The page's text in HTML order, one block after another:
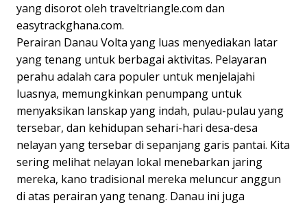
yang disorot oleh traveltriangle.com dan
easytrackghana.com.
Perairan Danau Volta yang luas menyediakan latar
yang tenang untuk berbagai aktivitas. Pelayaran
perahu adalah cara populer untuk menjelajahi
luasnya, memungkinkan penumpang untuk
menyaksikan lanskap yang indah, pulau-pulau yang
tersebar, dan kehidupan sehari-hari desa-desa
nelayan yang tersebar di sepanjang garis pantai. Kita
sering melihat nelayan lokal menebarkan jaring
mereka, kano tradisional mereka meluncur anggun
di atas perairan yang tenang. Danau ini juga